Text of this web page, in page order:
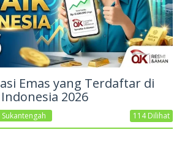
Emas yang Terdaftar di
2026
Sukantengah 114 Dilihat